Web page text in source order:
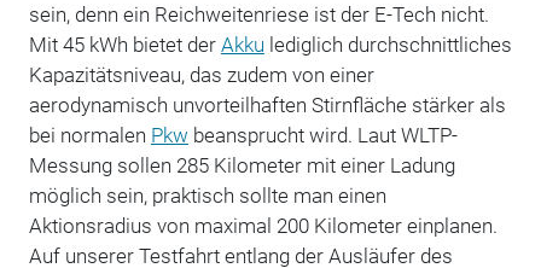
sein, denn ein Reichweitenriese ist der E-Tech nicht.
Mit 45 kWh bietet der Akku lediglich durchschnittliches
Kapazitätsniveau, das zudem von einer
aerodynamisch unvorteilhaften Stirnfläche stärker als
bei normalen Pkw beansprucht wird. Laut WLTP-
Messung sollen 285 Kilometer mit einer Ladung
möglich sein, praktisch sollte man einen
Aktionsradius von maximal 200 Kilometer einplanen.
Auf unserer Testfahrt entlang der Ausläufer des